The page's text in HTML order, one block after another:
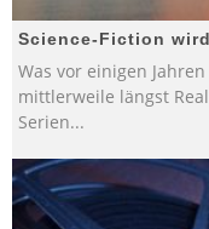
Science-Fiction
Was vor einigen
mittlerweile längst
Serien...